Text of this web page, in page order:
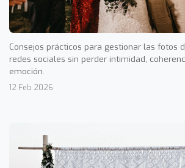
Consejos prácticos para gestionar las fotos
redes sociales sin perder intimidad,
emoción.
12 Feb 2026